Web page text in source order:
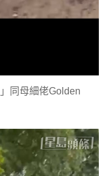
同母細佬Golden